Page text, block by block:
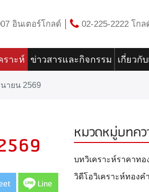
อินเตอร์โกลด์ 02-225-2222 โก
ราะห์ ข่าวสารและกิจกรรม เกี่ยวกับ
ายน 2569
Line
หมวดหมู่บทคว
บทวิเคราะห์ราคาทอ
วิดีโอวิเคราะห์ทองคำ